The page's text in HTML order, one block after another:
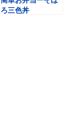
ろ三色丼